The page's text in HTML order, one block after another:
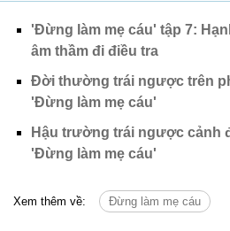
'Đừng làm mẹ cáu' tập 7:
âm thầm đi điều tra
Đời thường trái ngược trên
'Đừng làm mẹ cáu'
Hậu trường trái ngược cảnh
'Đừng làm mẹ cáu'
Xem thêm về: Đừng làm mẹ cáu